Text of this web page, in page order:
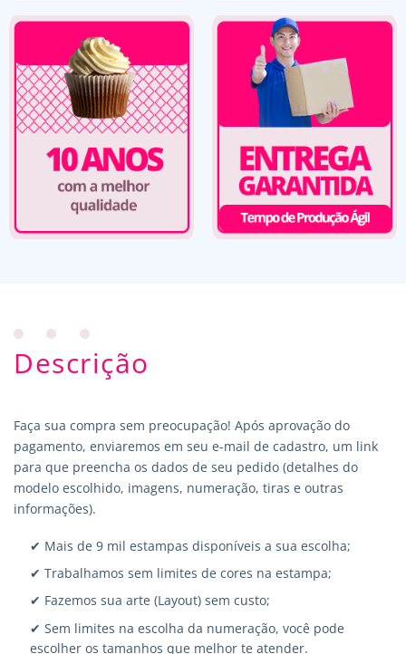
Descrição
Faça sua compra sem preocupação! Após aprovação do
pagamento, enviaremos em seu e-mail de cadastro, um link
para que preencha os dados de seu pedido (detalhes do
modelo escolhido, imagens, numeração, tiras e outras
informações).
✔ Mais de 9 mil estampas disponíveis a sua escolha;
✔ Trabalhamos sem limites de cores na estampa;
✔ Fazemos sua arte (Layout) sem custo;
✔ Sem limites na escolha da numeração, você pode
escolher os tamanhos que melhor te atender.